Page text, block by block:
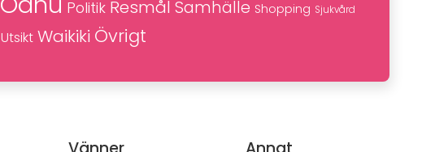
Politik Resmål Samhälle Shopping Sjukvård
Utsikt Waikiki Övrigt